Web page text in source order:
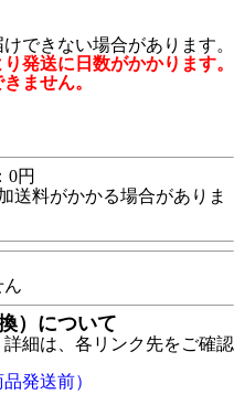
できない場合があります。
発送に日数がかかります。
ません。
円
送料がかかる場合がありま
ん
）について
細は、各リンク先をご確認
発送前）